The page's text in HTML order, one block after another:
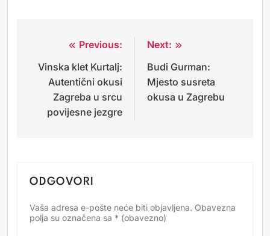
Navigacija
objava
Previous:
Vinska klet Kurtalj:
Autentični okusi
Zagreba u srcu
povijesne jezgre
Next:
Budi Gurman:
Mjesto susreta
okusa u Zagrebu
ODGOVORI
Vaša adresa e-pošte neće biti objavljena. Obavezna
polja su označena sa * (obavezno)
Alternative: